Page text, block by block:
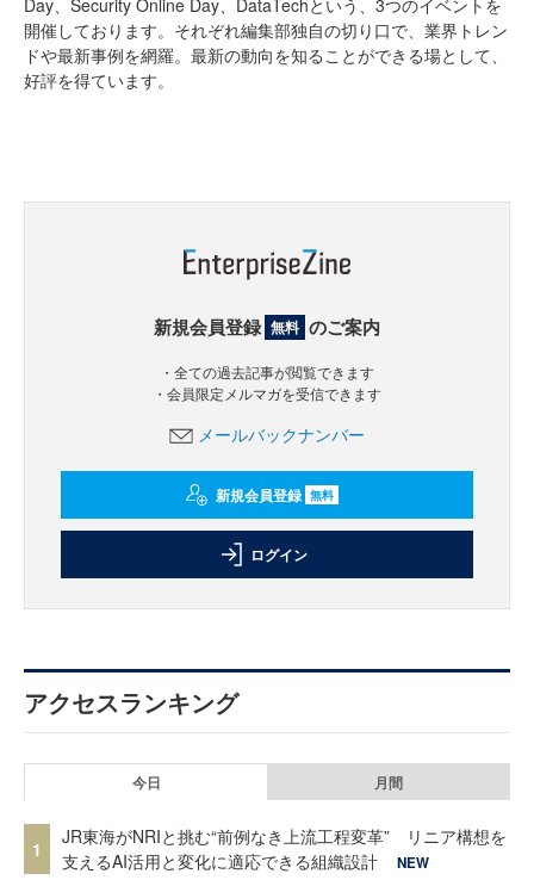
Day、Security Online Day、DataTechという、3つのイベントを
開催しております。それぞれ編集部独自の切り口で、業界トレン
ドや最新事例を網羅。最新の動向を知ることができる場として、
好評を得ています。
新規会員登録 無料 のご案内
・全ての過去記事が閲覧できます
・会員限定メルマガを受信できます
メールバックナンバー
新規会員登録 無料
ログイン
アクセスランキング
今日 月間
1
JR東海がNRIと挑む“前例なき上流工程変革” リニア構想を
支えるAI活用と変化に適応できる組織設計
NEW